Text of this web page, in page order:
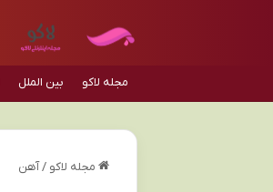
مجله لاکو بین الملل
مجله لاکو / آهن